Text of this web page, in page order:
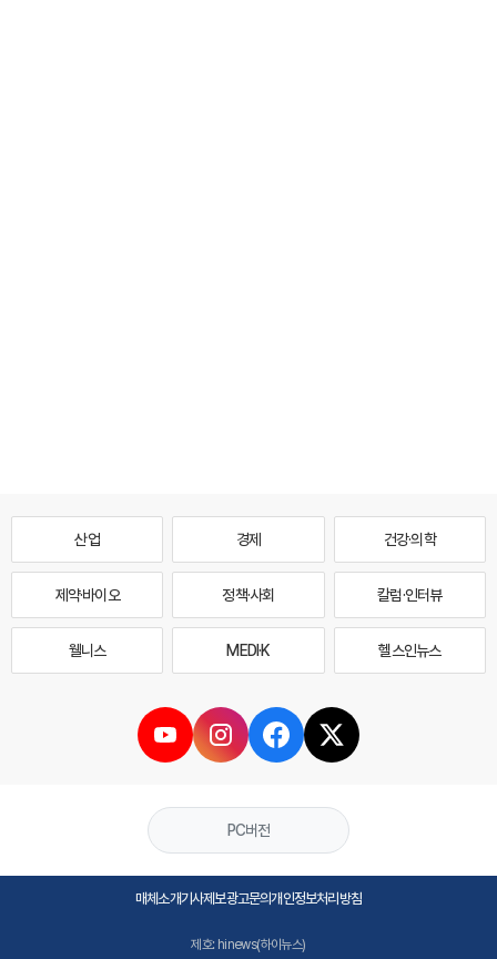
산업 경제 건강·의학
제약·바이오 정책·사회 칼럼·인터뷰
웰니스 MEDI·K 헬스인뉴스
PC버전
매체소개기사제보광고문의개인정보처리방침
제호: hinews(하이뉴스)